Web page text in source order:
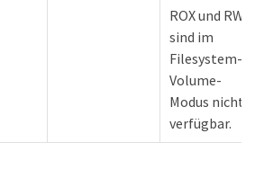
ROX und RWX
sind im
Filesystem-
Volume-
Modus nicht
verfügbar.